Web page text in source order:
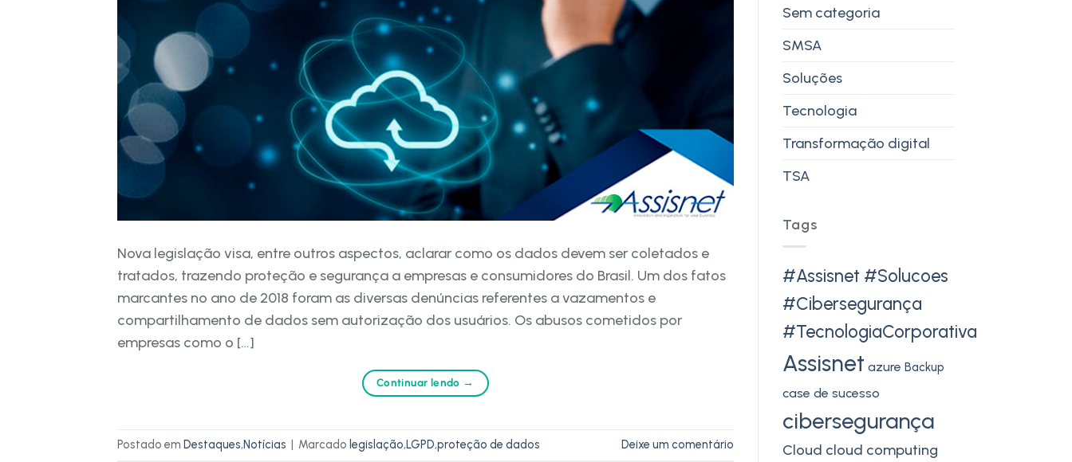
Nova legislação visa, entre outros aspectos, aclarar como os dados devem ser coletados e
tratados, trazendo proteção e segurança a empresas e consumidores do Brasil. Um dos fatos
marcantes no ano de 2018 foram as diversas denúncias referentes a vazamentos e
compartilhamento de dados sem autorização dos usuários. Os abusos cometidos por
empresas como o […]
Continuar lendo →
Postado em Destaques,Notícias | Marcado legislação,LGPD,proteção de dados Deixe um comentário
Sem categoria
SMSA
Soluções
Tecnologia
Transformação digital
TSA
Tags
#Assisnet #Solucoes
#Cibersegurança
#TecnologiaCorporativa
Assisnet azure Backup
case de sucesso
cibersegurança
Cloud cloud computing